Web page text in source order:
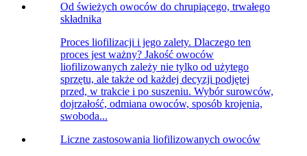
Od świeżych owoców do chrupiącego, trwałego
składnika
Proces liofilizacji i jego zalety. Dlaczego ten
proces jest ważny? Jakość owoców
liofilizowanych zależy nie tylko od użytego
sprzętu, ale także od każdej decyzji podjętej
przed, w trakcie i po suszeniu. Wybór surowców,
dojrzałość, odmiana owoców, sposób krojenia,
swoboda...
Liczne zastosowania liofilizowanych owoców